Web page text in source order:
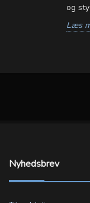
og
Læs
Nyhedsbrev